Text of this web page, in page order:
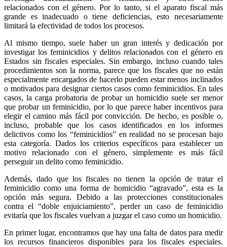
relacionados con el género. Por lo tanto, si el aparato fiscal más
grande es inadecuado o tiene deficiencias, esto necesariamente
limitará la efectividad de todos los procesos.
Al mismo tiempo, suele haber un gran interés y dedicación por
investigar los feminicidios y delitos relacionados con el género en
Estados sin fiscales especiales. Sin embargo, incluso cuando tales
procedimientos son la norma, parece que los fiscales que no están
especialmente encargados de hacerlo pueden estar menos inclinados
o motivados para designar ciertos casos como feminicidios. En tales
casos, la carga probatoria de probar un homicidio suele ser menor
que probar un feminicidio, por lo que parece haber incentivos para
elegir el camino más fácil por convicción. De hecho, es posible o,
incluso, probable que los casos identificados en los informes
delictivos como los “feminicidios” en realidad no se procesan bajo
esta categoría. Dados los criterios específicos para establecer un
motivo relacionado con el género, simplemente es más fácil
perseguir un delito como feminicidio.
Además, dado que los fiscales no tienen la opción de tratar el
feminicidio como una forma de homicidio “agravado”, esta es la
opción más segura. Debido a las protecciones constitucionales
contra el “doble enjuiciamiento”, perder un caso de feminicidio
evitaría que los fiscales vuelvan a juzgar el caso como un homicidio.
En primer lugar, encontramos que hay una falta de datos para medir
los recursos financieros disponibles para los fiscales especiales.